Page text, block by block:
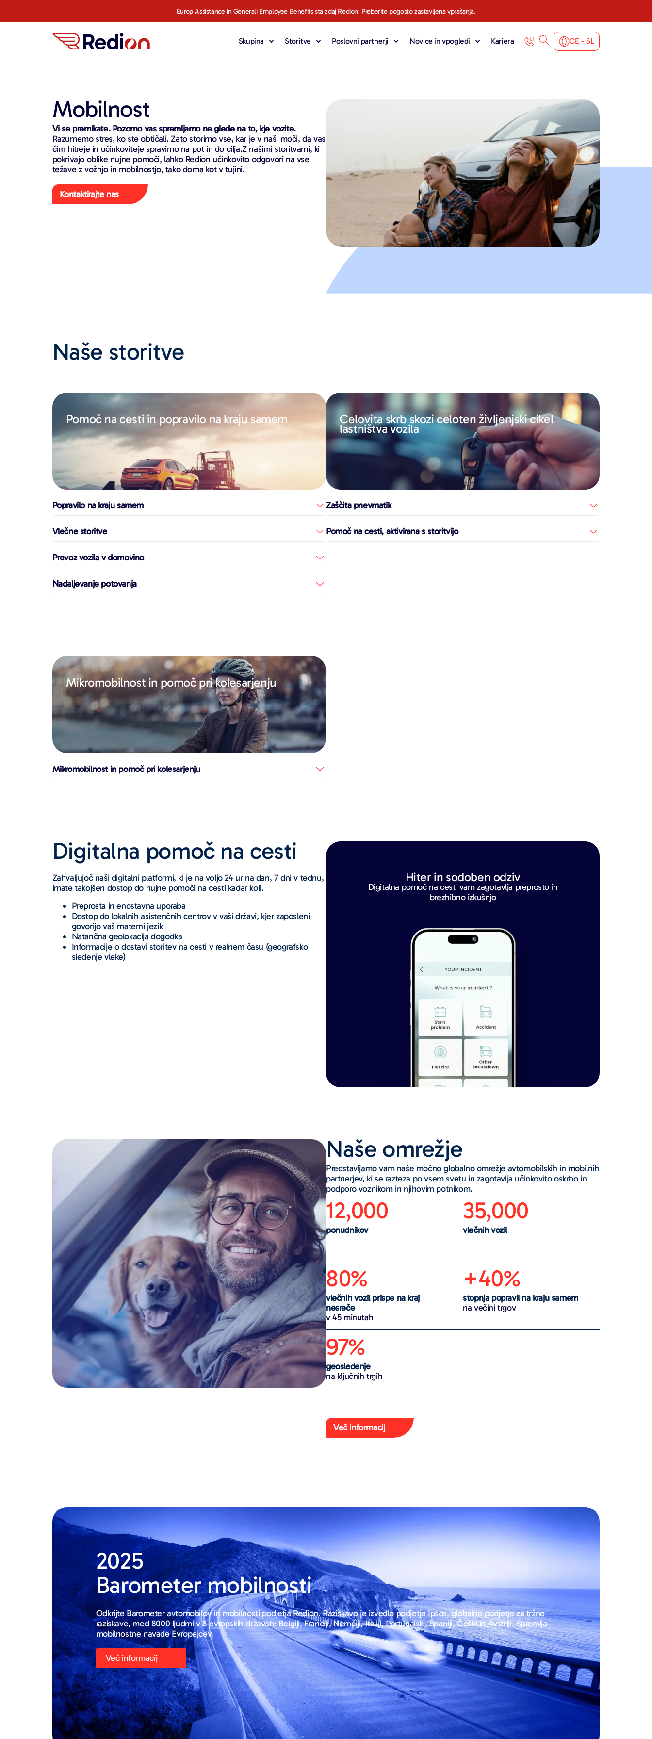
Europ Assistance in Generali Employee Benefits sta zdaj Redion. Preberite pogosto zastavljena vprašanja.
Skupina Storitve Poslovni partnerji Novice in vpogledi Kariera CE - SL
Mobilnost
Vi se premikate. Pozorno vas spremljamo ne glede na to, kje vozite.
Razumemo stres, ko ste obtičali. Zato storimo vse, kar je v naši moči, da vas
čim hitreje in učinkoviteje spravimo na pot in do cilja.Z našimi storitvami, ki
pokrivajo oblike nujne pomoči, lahko Redion učinkovito odgovori na vse
težave z vožnjo in mobilnostjo, tako doma kot v tujini.
Kontaktirajte nas
Naše storitve
Pomoč na cesti in popravilo na kraju samem
Popravilo na kraju samem
Vlečne storitve
Prevoz vozila v domovino
Nadaljevanje potovanja
Celovita skrb skozi celoten življenjski cikel
lastništva vozila
Zaščita pnevmatik
Pomoč na cesti, aktivirana s storitvijo
Mikromobilnost in pomoč pri kolesarjenju
Mikromobilnost in pomoč pri kolesarjenju
Digitalna pomoč na cesti
Zahvaljujoč naši digitalni platformi, ki je na voljo 24 ur na dan, 7 dni v tednu,
imate takojšen dostop do nujne pomoči na cesti kadar koli.
Preprosta in enostavna uporaba
Dostop do lokalnih asistenčnih centrov v vaši državi, kjer zaposleni
govorijo vaš materni jezik
Natančna geolokacija dogodka
Informacije o dostavi storitev na cesti v realnem času (geografsko
sledenje vleke)
Hiter in sodoben odziv
Digitalna pomoč na cesti vam zagotavlja preprosto in
brezhibno izkušnjo
Naše omrežje
Predstavljamo vam naše močno globalno omrežje avtomobilskih in mobilnih
partnerjev, ki se razteza po vsem svetu in zagotavlja učinkovito oskrbo in
podporo voznikom in njihovim potnikom.
12,000
ponudnikov
35,000
vlečnih vozil
80%
vlečnih vozil prispe na kraj
nesreče
v 45 minutah
+40%
stopnja popravil na kraju samem
na večini trgov
97%
geosledenje
na ključnih trgih
Več informacij
2025
Barometer mobilnosti
Odkrijte Barometer avtomobilov in mobilnosti podjetja Redion. Raziskavo je izvedlo podjetje Ipsos, globalno podjetje za tržne
raziskave, med 8000 ljudmi v 8 evropskih državah: Belgiji, Franciji, Nemčiji, Italiji, Portugalski, Španiji, Češki in Avstriji. Spremlja
mobilnostne navade Evropejcev.
Več informacij